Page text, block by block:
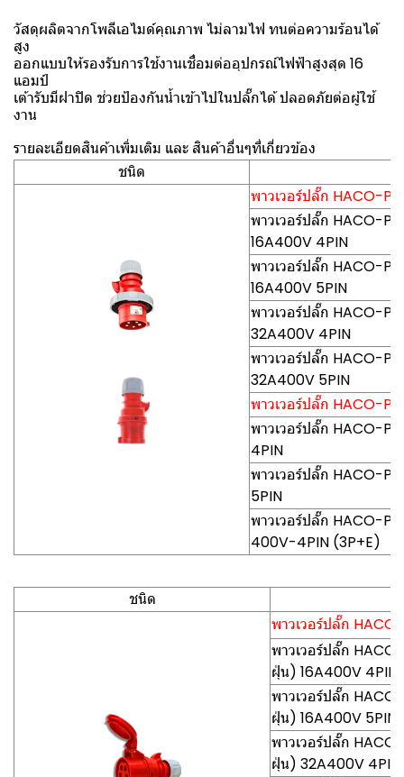
วัสดุผลิตจากโพลีเอไมด์คุณภาพ ไม่ลามไฟ ทนต่อความร้อนได้
สูง
ออกแบบให้รองรับการใช้งานเชื่อมต่ออุปกรณ์ไฟฟ้าสูงสุด 16
แอมป์
เต้ารับมีฝาปิด ช่วยป้องกันน้ำเข้าไปในปลั๊กได้ ปลอดภัยต่อผู้ใช้
งาน
รายละเอียดสินค้าเพิ่มเติม และ สินค้าอื่นๆที่เกี่ยวข้อง
ชนิด
พาวเวอร์ปลั๊ก HACO-
พาวเวอร์ปลั๊ก HACO-
16A400V 4PIN
พาวเวอร์ปลั๊ก HACO-
16A400V 5PIN
พาวเวอร์ปลั๊ก HACO-
32A400V 4PIN
พาวเวอร์ปลั๊ก HACO-
32A400V 5PIN
พาวเวอร์ปลั๊ก HACO-
พาวเวอร์ปลั๊ก HACO-
4PIN
พาวเวอร์ปลั๊ก HACO-
5PIN
พาวเวอร์ปลั๊ก HACO-
400V-4PIN (3P+E)
ชนิด
พาวเวอร์ปลั๊ก
พาวเวอร์ปลั๊ก
ฝุ่น) 16A400V 4PIN
พาวเวอร์ปลั๊ก
ฝุ่น) 16A400V 5PIN
พาวเวอร์ปลั๊ก
ฝุ่น) 32A400V 4PIN